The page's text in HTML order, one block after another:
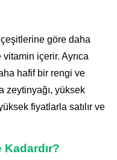
çeşitlerine göre daha
içerir. Ayrıca
hafif bir rengi ve
zeytinyağı, yüksek
fiyatlarla satılır ve
Kadardır?